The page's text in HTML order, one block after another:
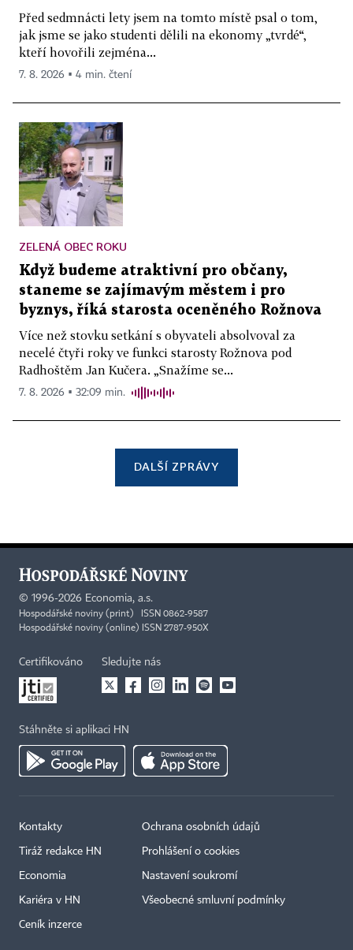
Před sedmnácti lety jsem na tomto místě psal o tom,
jak jsme se jako studenti dělili na ekonomy „tvrdé“,
kteří hovořili zejména...
7. 8. 2026 ▪ 4 min. čtení
ZELENÁ OBEC ROKU
Když budeme atraktivní pro občany,
staneme se zajímavým městem i pro
byznys, říká starosta oceněného Rožnova
Více než stovku setkání s obyvateli absolvoval za
necelé čtyři roky ve funkci starosty Rožnova pod
Radhoštěm Jan Kučera. „Snažíme se...
7. 8. 2026 ▪ 32:09 min.
DALŠÍ ZPRÁVY
© 1996-2026 Economia, a.s.
Hospodářské noviny (print) ISSN 0862-9587
Hospodářské noviny (online) ISSN 2787-950X
Certifikováno Sledujte nás
Stáhněte si aplikaci HN
Kontakty
Tiráž redakce HN
Economia
Kariéra v HN
Ceník inzerce
Ochrana osobních údajů
Prohlášení o cookies
Nastavení soukromí
Všeobecné smluvní podmínky